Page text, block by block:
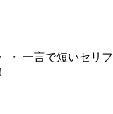
・ 一言で短いセリ